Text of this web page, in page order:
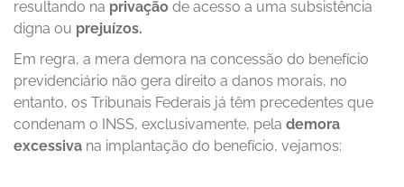
resultando na privação de acesso a uma subsistência
digna ou prejuízos.
Em regra, a mera demora na concessão do benefício
previdenciário não gera direito a danos morais, no
entanto, os Tribunais Federais já têm precedentes que
condenam o INSS, exclusivamente, pela demora
excessiva na implantação do benefício, vejamos: